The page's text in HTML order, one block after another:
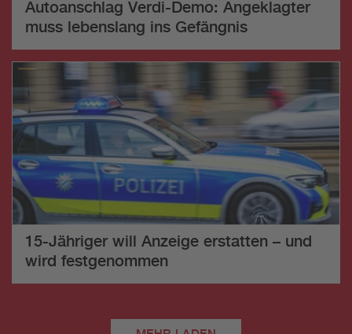
Autoanschlag Verdi-Demo: Angeklagter
muss lebenslang ins Gefängnis
15-Jähriger will Anzeige erstatten – und
wird festgenommen